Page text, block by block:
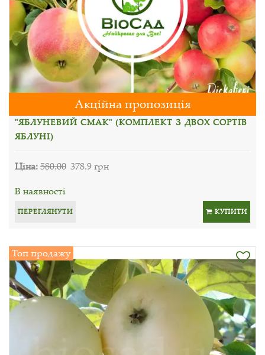
Акційна пропозиція
"ЯБЛУНЕВИЙ СМАК" (КОМПЛЕКТ З ДВОХ СОРТІВ
ЯБЛУНІ)
Ціна:580.00 378.9 грн
В наявності
ПЕРЕГЛЯНУТИ КУПИТИ
Топ продажу